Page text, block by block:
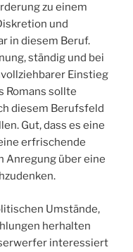
zu einem
und
in diesem Beruf.
ständig und bei
Einstieg
Romans sollte
diesem Berufsfeld
Gut, dass es eine
erfrischende
Anregung über eine
Umstände,
herhalten
interessiert